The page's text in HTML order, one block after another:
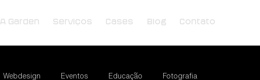
A Garden Serviços Cases Blog Contato
Webdesign Eventos Educação Fotografia